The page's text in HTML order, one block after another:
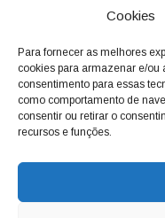
Cookies
Para fornecer as melhores
cookies para armazenar e/ou
consentimento para essas
como comportamento de
consentir ou retirar o
recursos e funções.
dois jornais. Há mais
com o foco de trazer
deixamos de lado as
questionando os
para a cidade e sempre